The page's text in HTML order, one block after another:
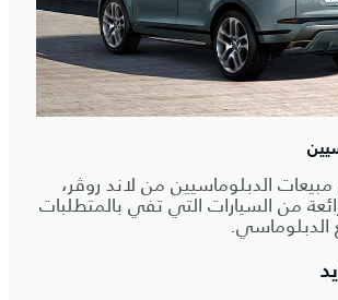
الدبلوماسيين من لاند روڤر،
من السيارات التي تفي بالمتطلبات
الدبلوماسي.